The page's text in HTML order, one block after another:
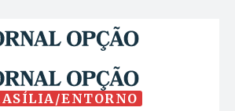
ENTORNO